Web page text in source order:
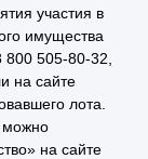
участия в
имущества
505-80-32,
на сайте
лота.
можно
на сайте